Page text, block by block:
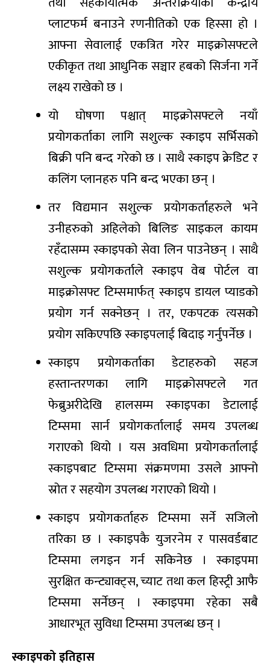
प्लाटफर्म बनाउने रणनीतिको एक हिस्सा हो ।
आफ्ना सेवालाई एकत्रित गरेर माइक्रोसफ्टले
एकीकृत तथा आधुनिक सञ्चार हबको सिर्जना गर्ने
लक्ष्य राखेको छ ।
यो घोषणा पश्चात् माइक्रोसफ्टले नयाँ
प्रयोगकर्ताका लागि सशुल्क स्काइप सर्भिसको
बिक्री पनि बन्द गरेको छ । साथै स्काइप क्रेडिट र
कलिंग प्लानहरु पनि बन्द भएका छन् ।
तर विद्यमान सशुल्क प्रयोगकर्ताहरुले भने
उनीहरुको अहिलेको बिलिङ साइकल कायम
रहँदासम्म स्काइपको सेवा लिन पाउनेछन् । साथै
सशुल्क प्रयोगकर्ताले स्काइप वेब पोर्टल वा
माइक्रोसफ्ट टिम्समार्फत् स्काइप डायल प्याडको
प्रयोग गर्न सक्नेछन् । तर, एकपटक त्यसको
प्रयोग सकिएपछि स्काइपलाई बिदाइ गर्नुपर्नेछ ।
स्काइप प्रयोगकर्ताका डेटाहरुको सहज
हस्तान्तरणका लागि माइक्रोसफ्टले गत
फेब्रुअरीदेखि हालसम्म स्काइपका डेटालाई
टिम्समा सार्न प्रयोगकर्तालाई समय उपलब्ध
गराएको थियो । यस अवधिमा प्रयोगकर्तालाई
स्काइपबाट टिम्समा संक्रमणमा उसले आफ्नो
स्रोत र सहयोग उपलब्ध गराएको थियो ।
स्काइप प्रयोगकर्ताहरु टिम्समा सर्ने सजिलो
तरिका छ । स्काइपकै युजरनेम र पासवर्डबाट
टिम्समा लगइन गर्न सकिनेछ । स्काइपमा
सुरक्षित कन्ट्याक्ट्स, च्याट तथा कल हिस्ट्री आफै
टिम्समा सर्नेछन् । स्काइपमा रहेका सबै
आधारभूत सुविधा टिम्समा उपलब्ध छन् ।
स्काइपको इतिहास